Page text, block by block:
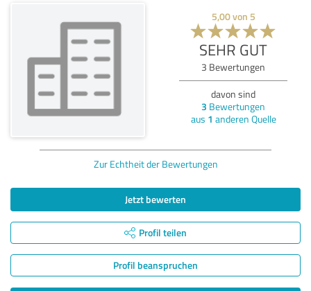
5,00von 5
SEHR GUT
3 Bewertungen
davon sind
3 Bewertungen
aus 1 anderen Quelle
Zur Echtheit der Bewertungen
Jetzt bewerten
Profil teilen
Profil beanspruchen